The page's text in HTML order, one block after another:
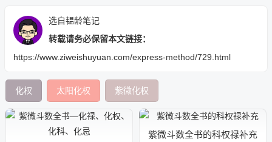
选自韫龄笔记
转载请务必保留本文链接：
https://www.ziweishuyuan.com/express-method/729.html
化权 太阳化权 紫微化权
紫微斗数全书的科权禄补充